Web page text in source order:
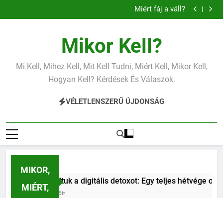
a
Miért fáj a váll?
Mit jelent az alacsony vérnyomás?
Mit jelent az alacsony vas?
Miért fáj a váll?
Mit jelent az alacsony vérnyomás?
Miért zsibbad a kéz?
Mikor Kell?
Mi Kell, Mihez Kell, Mit Kell Tudni, Miért Kell, Mikor Kell,
Hogyan Kell? Kérdések És Válaszok.
VÉLETLENSZERŰ ÚJDONSÁG
MIKOR,
MIÉRT,
detoxot: Egy teljes hétvége okostelefon nélkül a